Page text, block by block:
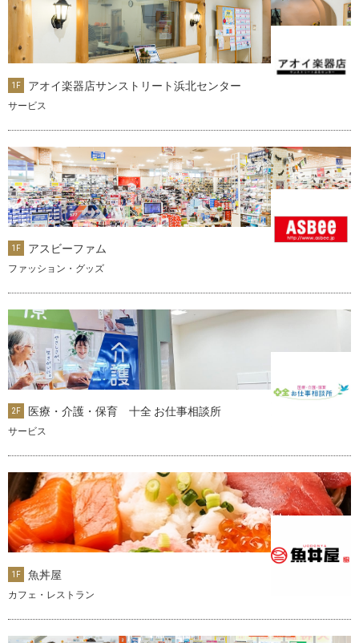
1F アオイ楽器店サンストリート浜北センター
サービス
1F アスビーファム
ファッション・グッズ
2F 医療・介護・保育 十全 お仕事相談所
サービス
1F 魚丼屋
カフェ・レストラン